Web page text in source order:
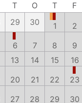
T O T F
29 30 1 2
6 7 8 9
13 14 15 16
20 21 22 23
27 28 29 30